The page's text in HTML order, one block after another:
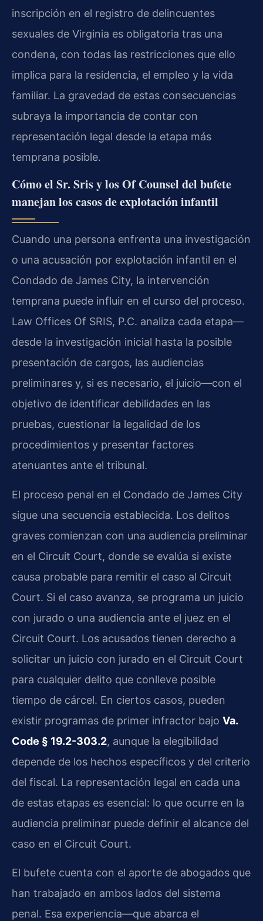
inscripción en el registro de delincuentes
sexuales de Virginia es obligatoria tras una
condena, con todas las restricciones que ello
implica para la residencia, el empleo y la vida
familiar. La gravedad de estas consecuencias
subraya la importancia de contar con
representación legal desde la etapa más
temprana posible.
Cómo el Sr. Sris y los Of Counsel del bufete
manejan los casos de explotación infantil
Cuando una persona enfrenta una investigación
o una acusación por explotación infantil en el
Condado de James City, la intervención
temprana puede influir en el curso del proceso.
Law Offices Of SRIS, P.C. analiza cada etapa—
desde la investigación inicial hasta la posible
presentación de cargos, las audiencias
preliminares y, si es necesario, el juicio—con el
objetivo de identificar debilidades en las
pruebas, cuestionar la legalidad de los
procedimientos y presentar factores
atenuantes ante el tribunal.
El proceso penal en el Condado de James City
sigue una secuencia establecida. Los delitos
graves comienzan con una audiencia preliminar
en el Circuit Court, donde se evalúa si existe
causa probable para remitir el caso al Circuit
Court. Si el caso avanza, se programa un juicio
con jurado o una audiencia ante el juez en el
Circuit Court. Los acusados tienen derecho a
solicitar un juicio con jurado en el Circuit Court
para cualquier delito que conlleve posible
tiempo de cárcel. En ciertos casos, pueden
existir programas de primer infractor bajo Va.
Code § 19.2-303.2, aunque la elegibilidad
depende de los hechos específicos y del criterio
del fiscal. La representación legal en cada una
de estas etapas es esencial: lo que ocurre en la
audiencia preliminar puede definir el alcance del
caso en el Circuit Court.
El bufete cuenta con el aporte de abogados que
han trabajado en ambos lados del sistema
penal. Esa experiencia—que abarca el